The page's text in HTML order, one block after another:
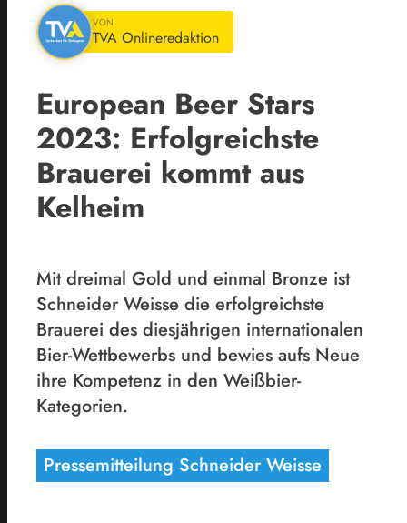
VON
TVA Onlineredaktion
European Beer Stars
2023: Erfolgreichste
Brauerei kommt aus
Kelheim
Mit dreimal Gold und einmal Bronze ist
Schneider Weisse die erfolgreichste
Brauerei des diesjährigen internationalen
Bier-Wettbewerbs und bewies aufs Neue
ihre Kompetenz in den Weißbier-
Kategorien.
Pressemitteilung Schneider Weisse